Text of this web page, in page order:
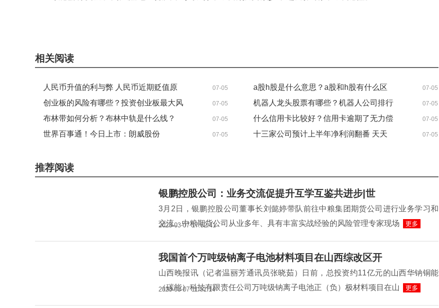
相关阅读
人民币升值的利与弊 人民币近期贬值原
因有哪些？
07-05
a股h股是什么意思？a股和h股有什么区
别？
07-05
创业板的风险有哪些？投资创业板最大风
险是什么？
07-05
机器人龙头股票有哪些？机器人公司排行
榜前十名
07-05
布林带如何分析？布林中轨是什么线？ 07-05
什么信用卡比较好？信用卡逾期了无力偿
还怎么办？
07-05
世界百事通！今日上市：朗威股份 07-05
十三家公司预计上半年净利润翻番 天天
07-05
推荐阅读
银鹏控股公司：业务交流促提升互学互鉴共进步|世
3月2日，银鹏控股公司董事长刘懿婷带队前往中粮集团期货公司进行业务学习和
交流。中粮期货公司从业多年、具有丰富实战经验的风险管理专家现场
更多
2023-03-07 17:52:41
我国首个万吨级钠离子电池材料项目在山西综改区开
山西晚报讯（记者温丽芳通讯员张晓茹）日前，总投资约11亿元的山西华钠铜能
（碳能）科技有限责任公司万吨级钠离子电池正（负）极材料项目在山
更多
2023-03-07 11:51:14